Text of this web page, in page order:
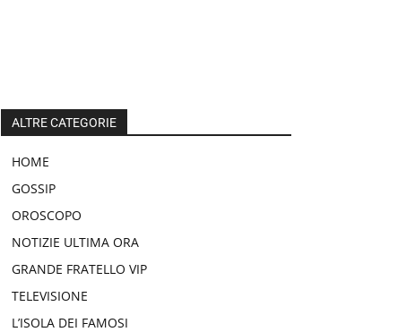
ALTRE CATEGORIE
HOME
GOSSIP
OROSCOPO
NOTIZIE ULTIMA ORA
GRANDE FRATELLO VIP
TELEVISIONE
L’ISOLA DEI FAMOSI